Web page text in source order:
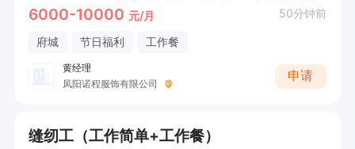
6000-10000 元/月 50分钟前
府城 节日福利 工作餐
黄经理
凤阳诺程服饰有限公司
申请
缝纫工（工作简单+工作餐）